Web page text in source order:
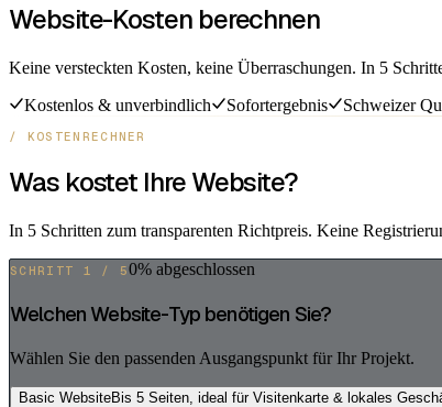
Website-Kosten berechnen
Keine versteckten Kosten, keine Überraschungen. In 5
Kostenlos & unverbindlich
Sofortergebnis Schweizer
/ KOSTENRECHNER
Was kostet Ihre Website?
In 5 Schritten zum transparenten Richtpreis. Keine
SCHRITT 1 / 50% abgeschlossen
Welchen Website-Typ benötigen Sie?
Wählen Sie den passenden Ausgangspunkt für Ihr Projekt.
Basic WebsiteBis 5 Seiten, ideal für Visitenkarte & lokales